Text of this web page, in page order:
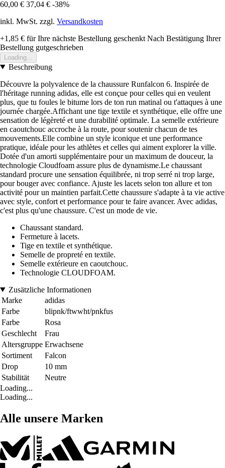
60,00 € 37,04 € -38%
inkl. MwSt. zzgl. Versandkosten
+1,85 € für Ihre nächste Bestellung geschenkt Nach Bestätigung Ihrer
Bestellung gutgeschrieben
Loading...
Beschreibung
Découvre la polyvalence de la chaussure Runfalcon 6. Inspirée de
l'héritage running adidas, elle est conçue pour celles qui en veulent
plus, que tu foules le bitume lors de ton run matinal ou t'attaques à une
journée chargée.Affichant une tige textile et synthétique, elle offre une
sensation de légèreté et une durabilité optimale. La semelle extérieure
en caoutchouc accroche à la route, pour soutenir chacun de tes
mouvements.Elle combine un style iconique et une performance
pratique, idéale pour les athlètes et celles qui aiment explorer la ville.
Dotée d'un amorti supplémentaire pour un maximum de douceur, la
technologie Cloudfoam assure plus de dynamisme.Le chaussant
standard procure une sensation équilibrée, ni trop serré ni trop large,
pour bouger avec confiance. Ajuste les lacets selon ton allure et ton
activité pour un maintien parfait.Cette chaussure s'adapte à ta vie active
avec style, confort et performance pour te faire avancer. Avec adidas,
c'est plus qu'une chaussure. C'est un mode de vie.
Chaussant standard.
Fermeture à lacets.
Tige en textile et synthétique.
Semelle de propreté en textile.
Semelle extérieure en caoutchouc.
Technologie CLOUDFOAM.
Zusätzliche Informationen
Marke
adidas
Farbe
blipnk/ftwwht/pnkfus
Farbe
Rosa
Geschlecht
Frau
Altersgruppe Erwachsene
Sortiment
Falcon
Drop
10 mm
Stabilität
Neutre
Loading...
Loading...
Alle unsere Marken